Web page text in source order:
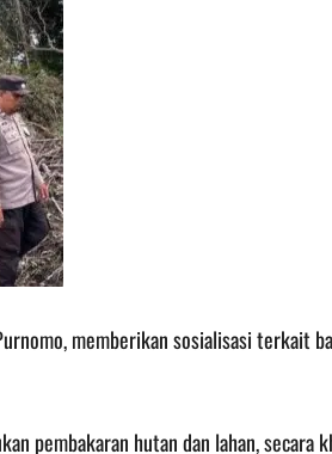
memberikan sosialisasi terkait
pembakaran hutan dan lahan, secara